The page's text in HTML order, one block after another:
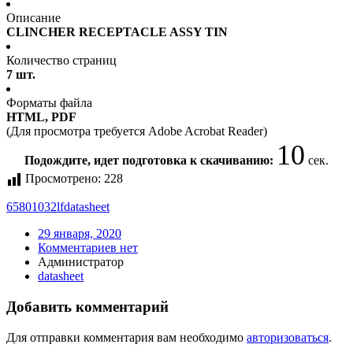
Описание
CLINCHER RECEPTACLE ASSY TIN
Количество страниц
7 шт.
Форматы файла
HTML, PDF
(Для просмотра требуется Adobe Acrobat Reader)
Подождите, идет подготовка к скачиванию: 10 сек.
Просмотрено: 228
65801032lfdatasheet
29 января, 2020
Комментариев нет
Администратор
datasheet
Добавить комментарий
Для отправки комментария вам необходимо авторизоваться.